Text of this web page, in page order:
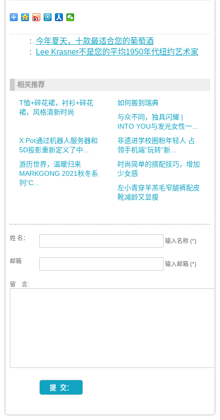
: 今年夏天，十款最适合您的葡萄酒
:
Lee Krasner不是您的平均1950年代纽约艺术家
相关推荐
T恤+碎花裙，衬衫+碎花
裙，风格清新时尚
如何搬到瑞典
与众不同，独具闪耀 |
INTO YOU与发光女性一...
X Pot通过机器人服务器和
5D投影重新定义了中...
非遗进学校圈粉年轻人 占
领手机端“玩转”新...
游历世界，温暖归来
MARKGONG 2021秋冬系
列“C...
时尚简单的搭配技巧，增加
少女感
左小青穿羊羔毛窄腿裤配皮
靴减龄又显瘦
姓 名： 输入名称 (*)
邮箱 输入邮箱 (*)
留 言: